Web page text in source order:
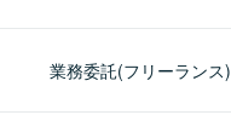
業務委託(フリーランス)